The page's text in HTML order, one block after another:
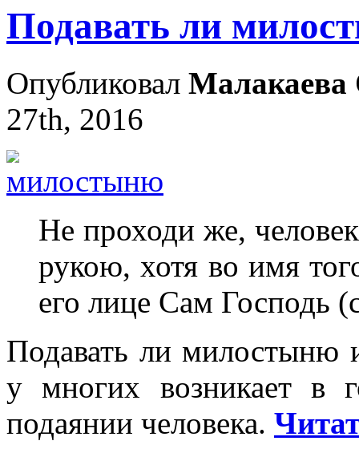
Подавать ли
Опубликовал Малакаева
27th, 2016
Не проходи же,
рукою, хотя во имя
его лице Сам Господь
Подавать ли милостыню
у многих возникает в
подаянии человека.